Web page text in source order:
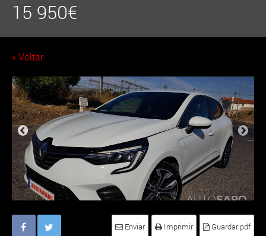
15 950€
« Voltar
Enviar Imprimir Guardar pdf